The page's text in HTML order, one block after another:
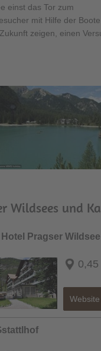
einst das Tor zum
mit Hilfe der
zeigen, einen
Wildsees und
Hotel Pragser Wildsee
0,45
Website